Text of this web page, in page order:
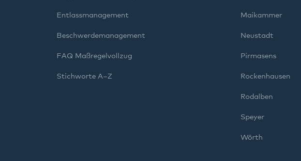
Entlassmanagement
Beschwerdemanagement
FAQ Maßregelvollzug
Stichworte A–Z
Maikammer
Neustadt
Pirmasens
Rockenhausen
Rodalben
Speyer
Wörth